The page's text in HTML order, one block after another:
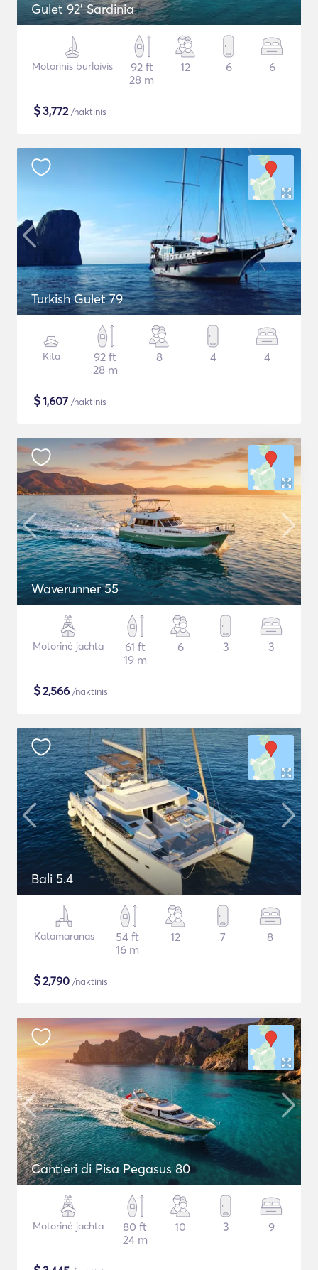
Gulet 92' Sardinia
Motorinis burlaivis
92 ft
28 m
12 6 6
$3,772/naktinis
Turkish Gulet 79
Kita
92 ft
28 m
8 4 4
$1,607 /naktinis
Waverunner 55
Motorinė jachta
61 ft
19 m
6 3 3
$2,566 /naktinis
Bali 5.4
Katamaranas
54 ft
16 m
12 7 8
$2,790 /naktinis
Cantieri di Pisa Pegasus 80
Motorinė jachta
80 ft
24 m
10 3 9